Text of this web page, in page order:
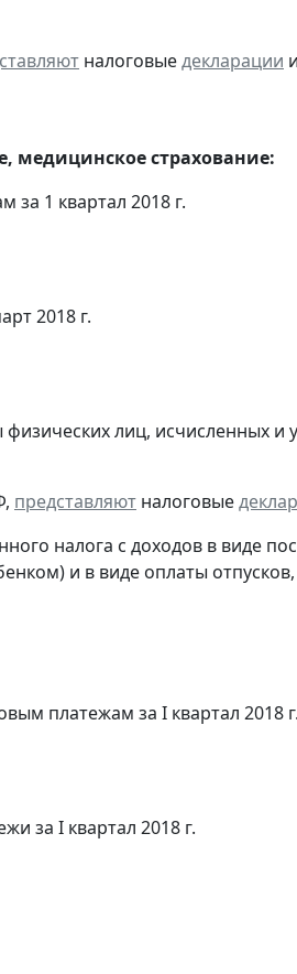
налоговыедекларации и
медицинское страхование:
за 1 квартал 2018 г.
2018 г.
физических лиц, исчисленных и
представляют налоговые
налога с доходов в виде
и в виде оплаты
платежам за I квартал 2018 г.
за I квартал 2018 г.